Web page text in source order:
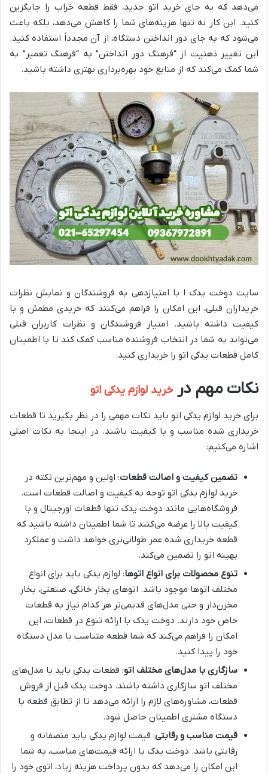
می‌دهد که به جای خرید اتو جدید، فقط قطعه خراب را جایگزین
کنید. این کار نه تنها هزینه‌های شما را کاهش می‌دهد، بلکه باعث
می‌شود که به جای دور انداختن دستگاه، از آن مجدداً استفاده کنید.
این تغییر ذهنیت از “فرهنگ دور انداختن” به “فرهنگ تعمیر” به
شما کمک می‌کند که از منابع خود بهره‌برداری بهتری داشته باشید.
سایت‌ دوخت یدک ا با امتیازدهی به فروشندگان و نمایش نظرات
خریداران قبلی، این امکان را فراهم می‌کنند که خریدی مطمئن و با
کیفیت داشته باشید. امتیاز فروشندگان و نظرات کاربران قبلی
می‌تواند به شما در انتخاب فروشنده مناسب کمک کند تا با اطمینان
کامل قطعات یدکی اتو را خریداری کنید.
نکات مهم درخرید لوازم یدکی اتو
برای خرید لوازم یدکی اتو باید نکات مهمی را در نظر بگیرید تا قطعات
خریداری شده مناسب و با کیفیت باشند. در اینجا به نکات اصلی
اشاره می‌کنیم:
تضمین کیفیت و اصالت قطعات: اولین و مهم‌ترین نکته در
خرید لوازم یدکی اتو توجه به کیفیت و اصالت قطعات است.
فروشگاه‌هایی مانند دوخت یدک تنها قطعات اورجینال و با
کیفیت بالا را عرضه می‌کنند تا شما اطمینان داشته باشید که
قطعه خریداری شده عمر طولانی‌تری خواهد داشت و عملکرد
بهینه اتو را تضمین می‌کند.
تنوع محصولات برای انواع اتوها: لوازم یدکی باید برای انواع
مختلف اتوها موجود باشد. اتوهای بخار خانگی، صنعتی، بخار
مخزن‌دار و حتی مدل‌های قدیمی‌تر هر کدام نیاز به قطعات
خاص خود دارند. دوخت یدک با ارائه تنوع در قطعات، این
امکان را فراهم می‌کند که شما قطعه متناسب با مدل دستگاه
خود را پیدا کنید.
سازگاری با مدل‌های مختلف اتو: قطعات یدکی باید با مدل‌های
مختلف اتو سازگاری داشته باشند. دوخت یدک قبل از فروش
قطعات، مشاوره‌های لازم را ارائه می‌دهد تا از تطابق قطعه با
دستگاه مشتری اطمینان حاصل شود.
قیمت مناسب و رقابتی: قیمت لوازم یدکی باید منصفانه و
رقابتی باشد. دوخت یدک با ارائه قیمت‌های مناسب، به شما
این امکان را می‌دهد که بدون پرداخت هزینه زیاد، اتوی خود را